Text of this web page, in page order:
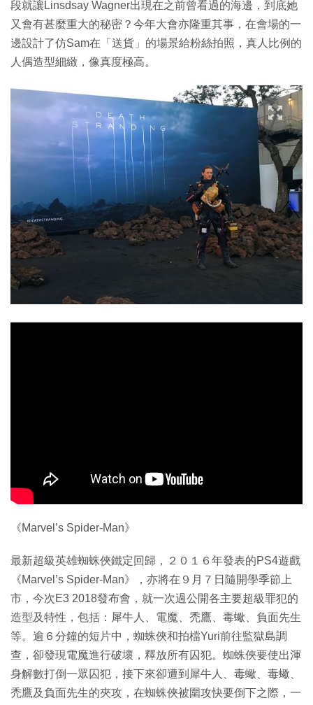
段就讓Linsdsay Wagner出現在之前曾看過的海邊，到底她
又會有甚麼重大的秘密？今年大會亦隆重其事，在會場的一
邊設計了仿Sam在「送貨」的場景給粉絲拍照，真人比例的
人偶造型細緻，像真度極高。
《Marvel’s Spider-Man》
最新超級英雄蜘蛛俠鐵定回歸，２０１６年發表的PS4遊戲
《Marvel’s Spider-Man》，亦將在９月７日隨開學季節上
市，今次E3 2018發布會，就一次過公開各主要超級罪犯的
造型及特性，包括：犀牛人、電魔、禿鷹、毒蠍、負面先生
等。逾６分鐘的短片中，蜘蛛俠和拍檔Yuri前往監獄島調
查，卻發現電魔進行破壞，釋放所有囚犯。蜘蛛俠要使出渾
身解數打倒一眾囚犯，接下來卻遭到犀牛人、毒蠍、毒蠍、
禿鷹及負面先生的夾攻，在蜘蛛俠被圍攻快要倒下之際，一